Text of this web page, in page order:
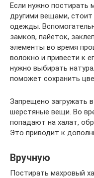
Если нужно постирать
другими вещами,
одежды.
замков, пайеток,
элементы во время
волокно и привести к
нужно выбирать
поможет сохранить
Запрещено загружать
шерстяные вещи. Во
попадают на халат,
Это приводит к
Вручную
Постирать махровый